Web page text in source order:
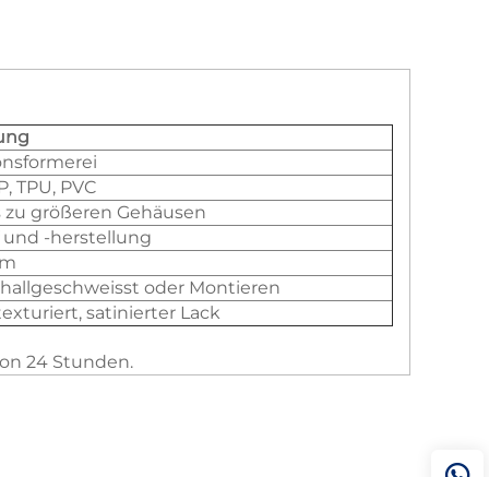
TPU, PVC
größeren Gehäusen
-herstellung
oder Montieren
satinierter Lack
24 Stunden.